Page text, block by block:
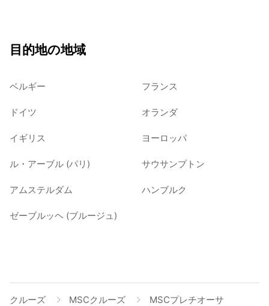
目的地の地域
ベルギー フランス
ドイツ オランダ
イギリス ヨーロッパ
ル・アーブル (パリ) サウサンプトン
アムステルダム ハンブルク
ゼーブルッヘ (ブルージュ)
クルーズ MSCクルーズ MSCプレチオーサ